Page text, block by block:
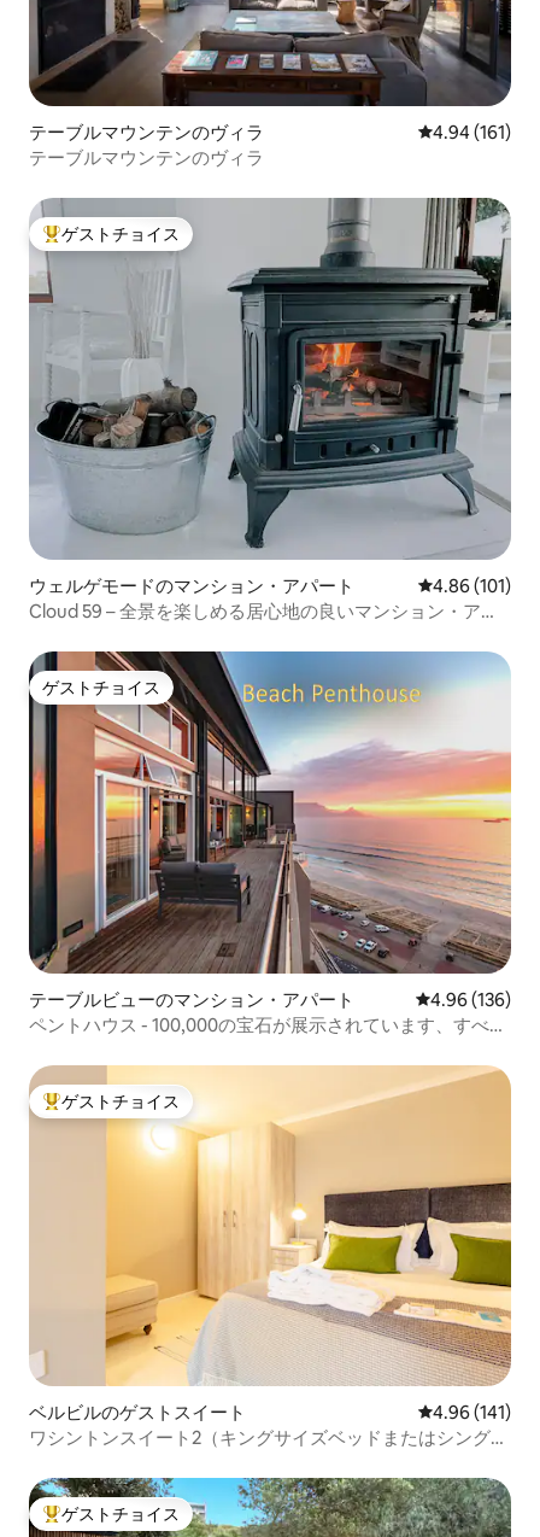
テーブルマウンテンのヴィラ レビュー161
4.94 (161)
テーブルマウンテンのヴィラ
大好評のゲストチョイスです。
ゲストチョイス
ウェルゲモードのマンション・アパート レビュー101
4.86 (101)
Cloud 59 – 全景を楽しめる居心地の良いマンション・アパ
ゲストチョイス
ゲストチョイス
テーブルビューのマンション・アパート レビュー136
4.96 (136)
ペントハウス - 100,000の宝石が展示されています、すべて
大好評のゲストチョイスです。
ゲストチョイス
ベルビルのゲストスイート レビュー141
4.96 (141)
ワシントンスイート2（キングサイズベッドまたはシングル
大好評のゲストチョイスです。
ゲストチョイス